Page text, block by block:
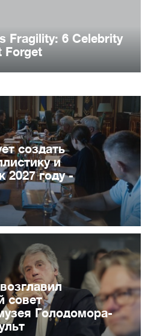
создать
и
2027 году -
совет
Голодомора-